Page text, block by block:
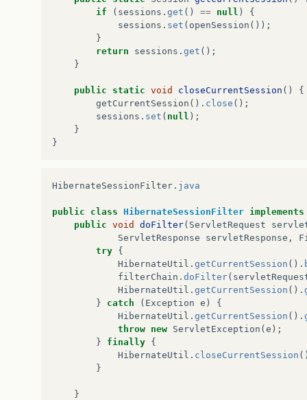
if
( sessions . get () == null )
{
sessions . set ( openSession ());
}
return
sessions . get ();
}
public static void closeCurrentSession ()
{
getCurrentSession (). close ();
sessions . set ( null );
}
}
HibernateSessionFilter . java
public class HibernateSessionFilter implements
public void doFilter( ServletRequest
ServletResponse
servletResponse ,
try {
HibernateUtil . getCurrentSession ().
filterChain . doFilter(
HibernateUtil . getCurrentSession ().
}
catch ( Exception e )
{
HibernateUtil . getCurrentSession ().
throw new ServletException ( e );
}
finally {
HibernateUtil . closeCurrentSession
}
}